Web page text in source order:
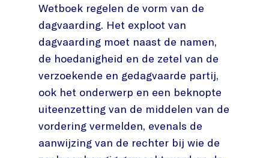
Wetboek regelen de vorm van de
dagvaarding. Het exploot van
dagvaarding moet naast de namen,
de hoedanigheid en de zetel van de
verzoekende en gedagvaarde partij,
ook het onderwerp en een beknopte
uiteenzetting van de middelen van de
vordering vermelden, evenals de
aanwijzing van de rechter bij wie de